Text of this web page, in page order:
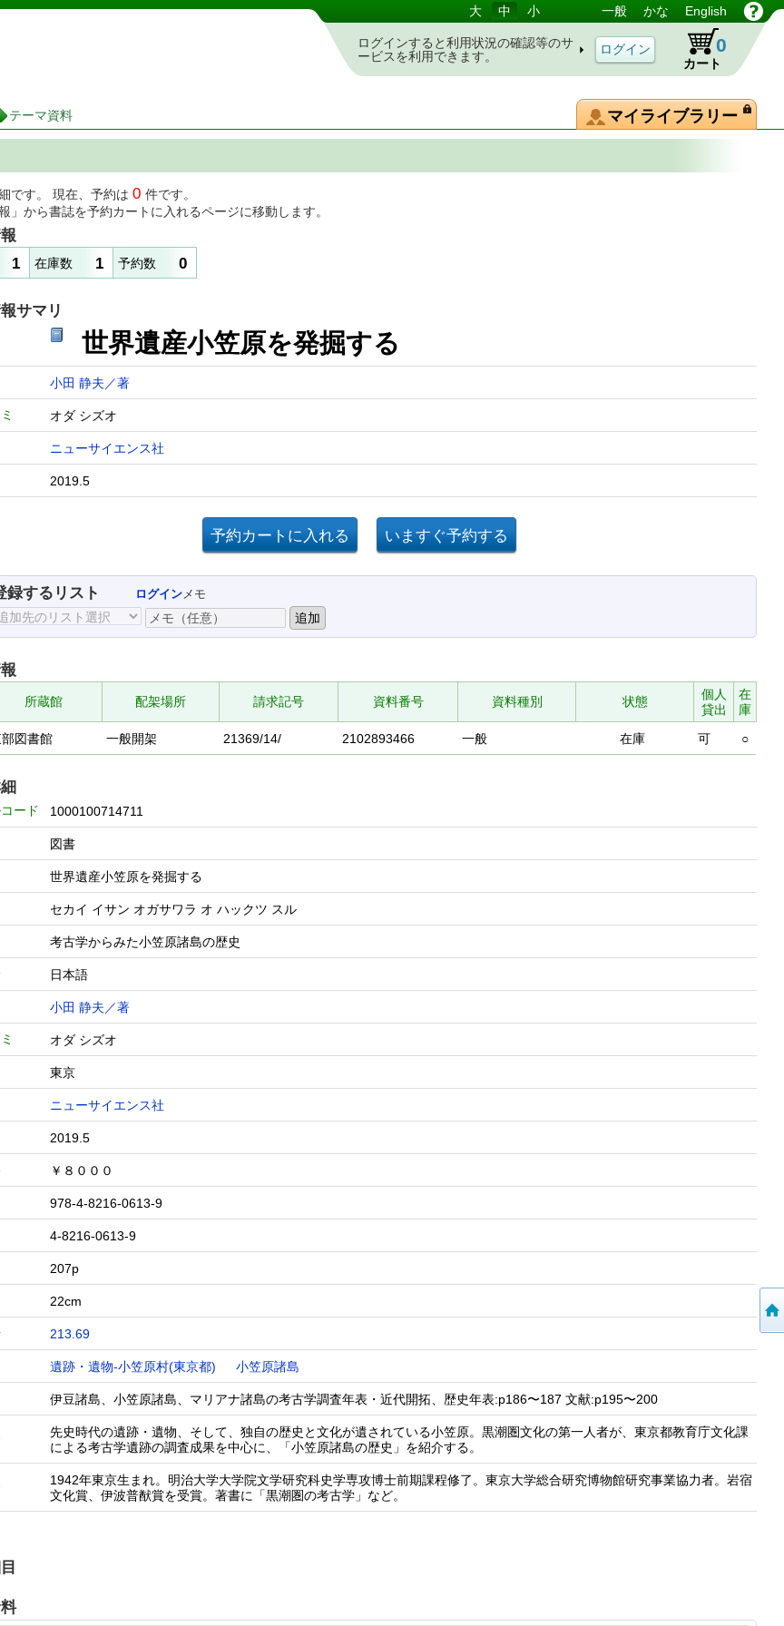
図書館 蔵書検索・予約システム 大 中 小 一般 かな English
ログインすると利用状況の確認等のサ
ービスを利用できます。
カート
0
テーマ資料 マイライブラリー
です。 現在、予約は 0 件です。
報」から書誌を予約カートに入れるページに移動します。
1 在庫数 1 予約数 0
サマリ
世界遺産小笠原を発掘する
小田 静夫／著
オダ シズオ
ニューサイエンス社
2019.5
録するリスト ログインメモ
所蔵館 配架場所 請求記号 資料番号 資料種別 状態
個人
貸出
在
庫
図書館 一般開架 21369/14/ 2102893466 一般 在庫 可 ○
ード 1000100714711
図書
世界遺産小笠原を発掘する
セカイ イサン オガサワラ オ ハックツ スル
考古学からみた小笠原諸島の歴史
日本語
小田 静夫／著
オダ シズオ
東京
ニューサイエンス社
2019.5
￥８０００
978-4-8216-0613-9
4-8216-0613-9
207p
22cm
213.69
遺跡・遺物-小笠原村(東京都) 小笠原諸島
伊豆諸島、小笠原諸島、マリアナ諸島の考古学調査年表・近代開拓、歴史年表:p186〜187 文献:p195〜200
先史時代の遺跡・遺物、そして、独自の歴史と文化が遺されている小笠原。黒潮圏文化の第一人者が、東京都教育庁文化課
による考古学遺跡の調査成果を中心に、「小笠原諸島の歴史」を紹介する。
1942年東京生まれ。明治大学大学院文学研究科史学専攻博士前期課程修了。東京大学総合研究博物館研究事業協力者。岩宿
文化賞、伊波普猷賞を受賞。著書に「黒潮圏の考古学」など。